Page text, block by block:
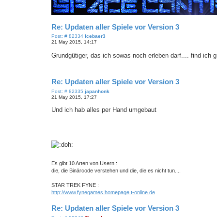
Re: Updaten aller Spiele vor Version 3
Post: # 82334 P
o
Icebaer3
21 May 2015, 14:17
Grundgütiger, das ich sowas noch erleben darf.... find ich
Re: Updaten aller Spiele vor Version 3
Post: # 82335 P
o
t
japanhonk
21 May 2015, 17:27
Und ich hab alles per Hand umgebaut
Es gibt 10 Arten von Usern :
die, die Binärcode verstehen und die, die es nicht tun....
----------------------------------------------------------
STAR TREK FYNE :
http://www.fynegames.homepage.t-online.de
Re: Updaten aller Spiele vor Version 3